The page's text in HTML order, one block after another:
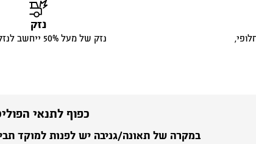
נזק
נזק של מעל 50% ייחשב לנזק מוחלט
כפוף לתנאי
במקרה של תאונה/גניבה יש לפנות למוקד